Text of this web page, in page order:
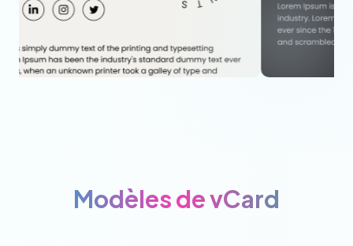
Modèles de vCard